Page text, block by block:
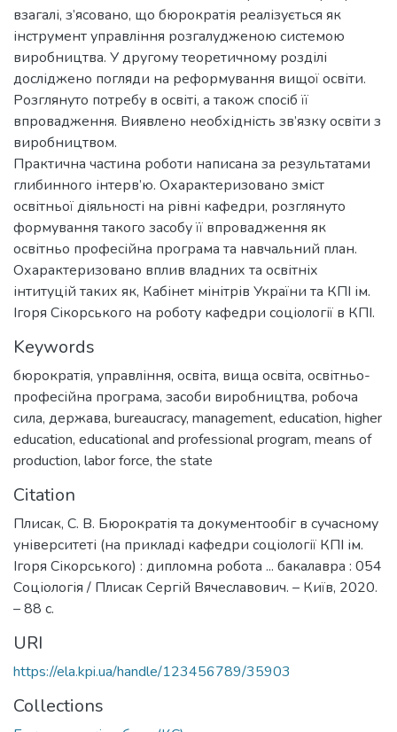
взагалі, з’ясовано, що бюрократія реалізується як
інструмент управління розгалудженою системою
виробництва. У другому теоретичному розділі
досліджено погляди на реформування вищої освіти.
Розглянуто потребу в освіті, а також спосіб її
впровадження. Виявлено необхідність зв’язку освіти з
виробництвом.
Практична частина роботи написана за результатами
глибинного інтерв’ю. Охарактеризовано зміст
освітньої діяльності на рівні кафедри, розглянуто
формування такого засобу її впровадження як
освітньо професійна програма та навчальний план.
Охарактеризовано вплив владних та освітніх
інтитуцій таких як, Кабінет мінітрів України та КПІ ім.
Ігоря Сікорського на роботу кафедри соціології в КПІ.
Keywords
бюрократія, управління, освіта, вища освіта, освітньо-
професійна програма, засоби виробництва, робоча
сила, держава, bureaucracy, management, education, higher
education, educational and professional program, means of
production, labor force, the state
Citation
Плисак, С. В. Бюрократія та документообіг в сучасному
університеті (на прикладі кафедри соціології КПІ ім.
Ігоря Сікорського) : дипломна робота ... бакалавра : 054
Соціологія / Плисак Сергій Вячеславович. – Київ, 2020.
– 88 с.
URI
https://ela.kpi.ua/handle/123456789/35903
Collections